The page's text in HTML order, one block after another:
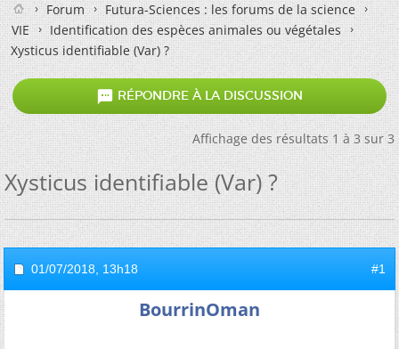
Forum
Futura-Sciences : les forums de la science
VIE
Identification des espèces animales ou végétales
Xysticus identifiable (Var) ?
 RÉPONDRE À LA DISCUSSION
Affichage des résultats 1 à 3 sur 3
Xysticus identifiable (Var) ?
01/07/2018, 13h18 #1
BourrinOman